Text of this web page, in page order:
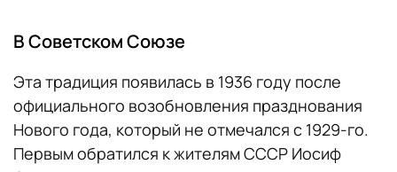
В Советском Союзе
Эта традиция появилась в 1936 году после
официального возобновления празднования
Нового года, который не отмечался с 1929-го.
Первым обратился к жителям СССР Иосиф